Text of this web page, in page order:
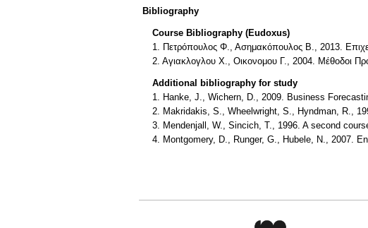
Bibliography
Course Bibliography (Eudoxus)
1. Πετρόπουλος Φ., Ασημακόπουλος Β., 2013.
2. Αγιακλογλου Χ., Οικονομου Γ., 2004. Μέθοδοι
Additional bibliography for study
1. Hanke, J., Wichern, D., 2009. Business
2. Makridakis, S., Wheelwright, S., Hyndman, R.,
3. Mendenjall, W., Sincich, T., 1996. A second
4. Montgomery, D., Runger, G., Hubele, N., 2007.